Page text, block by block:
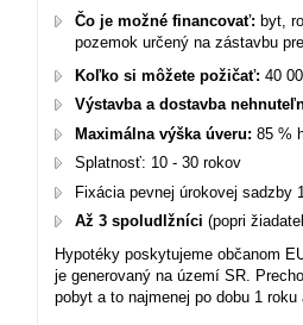
Čo je možné financovať: byt,
pozemok určený na zástavbu
Koľko si môžete požičať: 40
Výstavba a dostavba
Maximálna výška úveru: 85 %
Splatnosť: 10 - 30 rokov
Fixácia pevnej úrokovej sadzby
Až 3 spoludlžníci (popri
Hypotéky poskytujeme občanom
je generovaný na území SR.
pobyt a to najmenej po dobu 1